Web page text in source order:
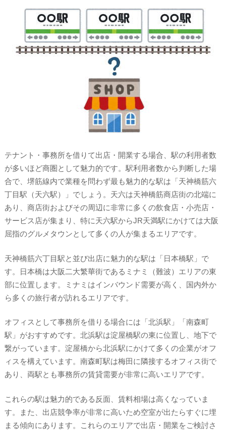
テナント・事務所を借りて出店・開業する場合、駅の利用者数
が多いほど商圏として魅力的です。駅利用者数から判断した場
合で、堺筋線内で業種を問わず最も魅力的な駅は「天神橋筋六
丁目駅（天六駅）」でしょう。天六は天神橋筋商店街の北端に
あり、商店街およびその周辺に非常に多くの飲食店・小売店・
サービス店が集まり、特に天六駅からJR天満駅にかけては大阪
屈指のグルメタウンとして多くの人が集まるエリアです。
天神橋筋六丁目駅と並び出店に魅力的な駅は「日本橋駅」で
す。日本橋は大阪二大繁華街であるミナミ（難波）エリアの東
部に位置します。ミナミはインバウンド需要が高く、国内外か
ら多くの旅行者が訪れるエリアです。
オフィスとして事務所を借りる場合には「北浜駅」「南森町
駅」がおすすめです。北浜駅は淀屋橋駅の東に位置し、地下で
繋がっています。淀屋橋から北浜駅にかけて多くの企業がオフ
ィスを構えています。南森町駅は梅田に隣接するオフィス街で
あり、両駅とも事務所の賃貸需要が非常に高いエリアです。
これらの駅は魅力的である反面、賃料相場は高くなっていま
す。また、出店競争率が非常に高いため空室が出たらすぐに埋
まる傾向にあります。これらのエリアで出店・開業をご検討さ